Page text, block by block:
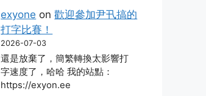
exyone on歡迎參加尹卂搞的
打字比賽！
2026-07-03
還是放棄了，簡繁轉換太影響打
字速度了，哈哈 我的站點：
https://exyon.ee